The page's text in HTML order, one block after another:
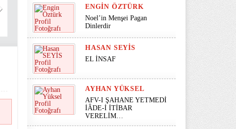
ENGIN ÖZTÜRK
Noel’in Menşei Pagan
Dinlerdir
HASAN SEYİS
EL İNSAF
AYHAN YÜKSEL
AFV-I ŞAHANE YETMEDİ
İÂDE-İ İTİBAR
VERELİM…